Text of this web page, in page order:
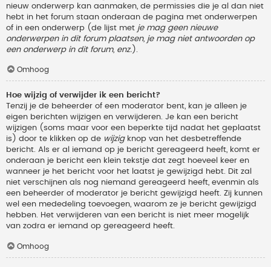
nieuw onderwerp kan aanmaken, de permissies die je al dan niet
hebt in het forum staan onderaan de pagina met onderwerpen
of in een onderwerp (de lijst met je mag geen nieuwe
onderwerpen in dit forum plaatsen, je mag niet antwoorden op
een onderwerp in dit forum, enz. ).
Omhoog
Hoe wijzig of verwijder ik een bericht?
Tenzij je de beheerder of een moderator bent, kan je alleen je
eigen berichten wijzigen en verwijderen. Je kan een bericht
wijzigen (soms maar voor een beperkte tijd nadat het geplaatst
is) door te klikken op de wijzigknop van het desbetreffende
bericht. Als er al iemand op je bericht gereageerd heeft, komt er
onderaan je bericht een klein tekstje dat zegt hoeveel keer en
wanneer je het bericht voor het laatst je gewijzigd hebt. Dit zal
niet verschijnen als nog niemand gereageerd heeft, evenmin als
een beheerder of moderator je bericht gewijzigd heeft. Zij kunnen
wel een mededeling toevoegen, waarom ze je bericht gewijzigd
hebben. Het verwijderen van een bericht is niet meer mogelijk
van zodra er iemand op gereageerd heeft.
Omhoog